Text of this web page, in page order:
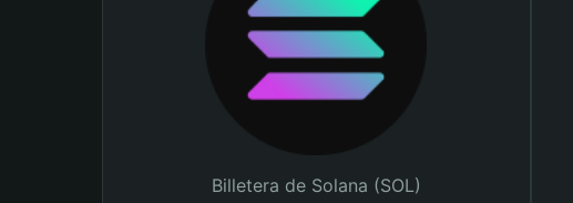
Billetera de Solana (SOL)